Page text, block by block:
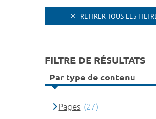
RETIRER TOUS LES
FILTRE DE RÉSULTATS
Par type de contenu
Pages (27)